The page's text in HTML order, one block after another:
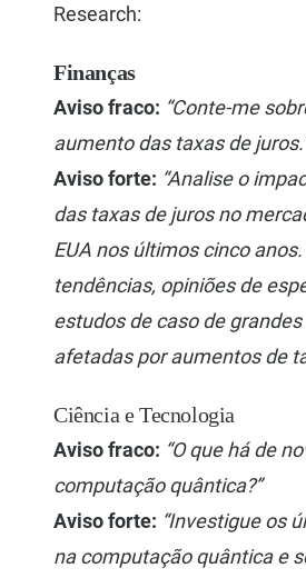
Research:
Finanças
Aviso fraco: “Conte-me
aumento das taxas de
Aviso forte: “Analise o
das taxas de juros no
EUA nos últimos cinco
tendências, opiniões de
estudos de caso de
afetadas por aumentos de
Ciência e Tecnologia
Aviso fraco: “O que há de
computação quântica?”
Aviso forte: “Investigue os
na computação quântica e